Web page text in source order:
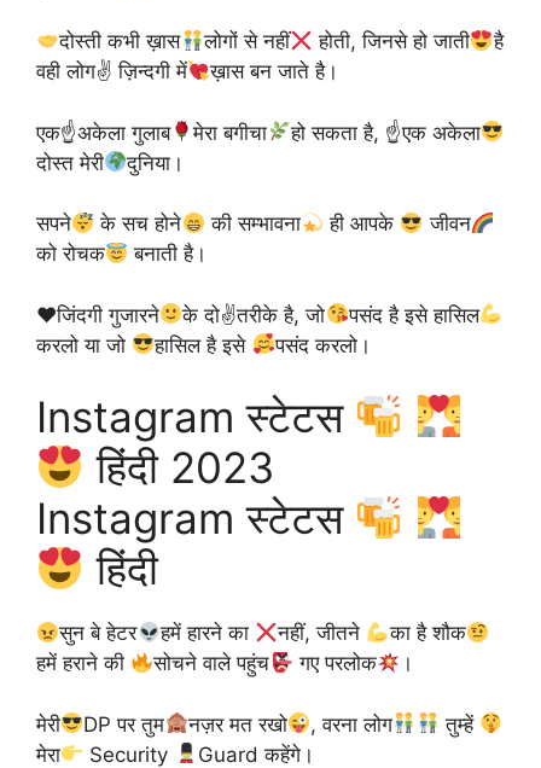
दोस्ती कभी ख़ास लोगों से नहीं होती, जिनसे हो जाती
है
वही लोग✌ ज़िन्दगी में ख़ास बन जाते है।
एक☝अकेला गुलाब मेरा बगीचा हो सकता है, ☝एक अकेला
दोस्त मेरी
दुनिया।
सपने के सच होने की सम्भावना ही आपके
जीवन
को रोचक
बनाती है।
♥️जिंदगी गुजारने के दो✌तरीके है, जो
पसंद है इसे हासिल
करलो या जो
हासिल है इसे पसंद करलो।
Instagram स्टेटस
हिंदी 2023
Instagram स्टेटस
हिंदी
सुन बे हेटर हमें हारने का नहीं, जीतने
का है शौक
हमें हराने की
सोचने वाले पहुंच गए परलोक ।
मेरी DP पर तुम नज़र मत रखो , वरना लोग
तुम्हें
मेरा
Security Guard कहेंगे।